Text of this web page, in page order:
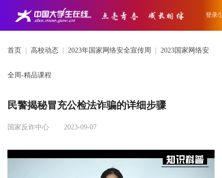
登录/
首页 高校动态 2023年国家网络安全宣传周 2023国家网络安
全周-精品课程
民警揭秘冒充公检法诈骗的详细步骤
国家反诈中心 2023-09-07